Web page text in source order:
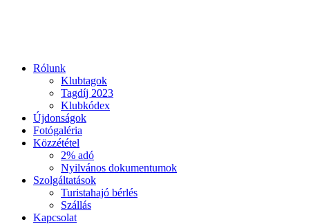
Rólunk
Klubtagok
Tagdíj 2023
Klubkódex
Újdonságok
Fotógaléria
Közzététel
2% adó
Nyilvános dokumentumok
Szolgáltatások
Turistahajó bérlés
Szállás
Kapcsolat